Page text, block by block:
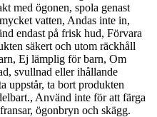
med ögonen, spola genast
vatten, Andas inte in,
endast på frisk hud, Förvara
säkert och utom räckhåll
Ej lämplig för barn, Om
svullnad eller ihållande
uppstår, ta bort produkten
Använd inte för att färga
ögonbryn och skägg.